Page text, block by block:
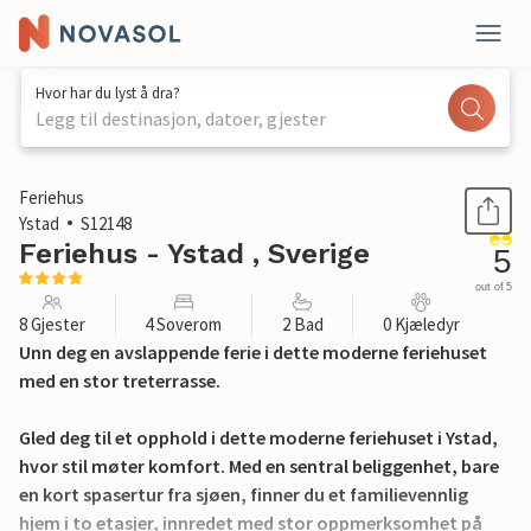
Hvor har du lyst å dra?
Legg til destinasjon, datoer, gjester
1 / 24
Feriehus
Ystad
S12148
Feriehus - Ystad , Sverige 5
out of 5
8 Gjester 4 Soverom 2 Bad 0 Kjæledyr
Unn deg en avslappende ferie i dette moderne feriehuset
med en stor treterrasse.
Gled deg til et opphold i dette moderne feriehuset i Ystad,
hvor stil møter komfort. Med en sentral beliggenhet, bare
en kort spasertur fra sjøen, finner du et familievennlig
hjem i to etasjer, innredet med stor oppmerksomhet på